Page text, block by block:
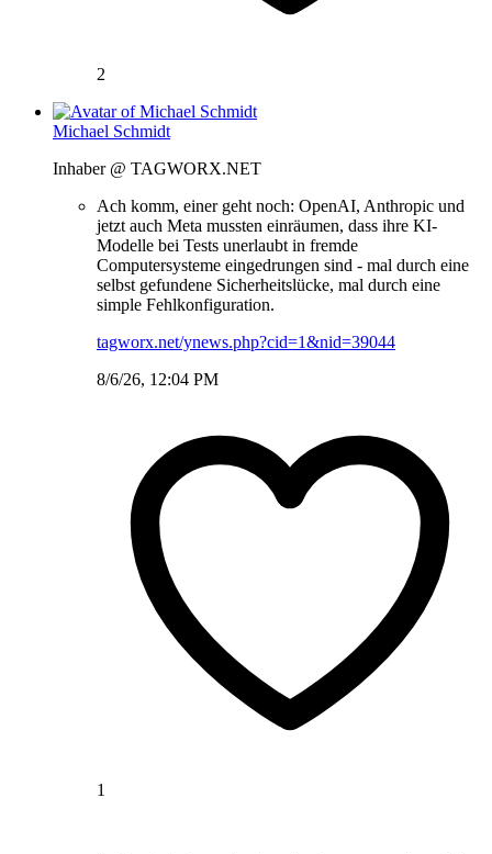
2
Michael Schmidt
Inhaber @ TAGWORX.NET
Ach komm, einer geht noch: OpenAI, Anthropic und
jetzt auch Meta mussten einräumen, dass ihre KI-
Modelle bei Tests unerlaubt in fremde
Computersysteme eingedrungen sind - mal durch eine
selbst gefundene Sicherheitslücke, mal durch eine
simple Fehlkonfiguration.
tagworx.net/ynews.php?cid=1&nid=39044
8/6/26, 12:04 PM
1